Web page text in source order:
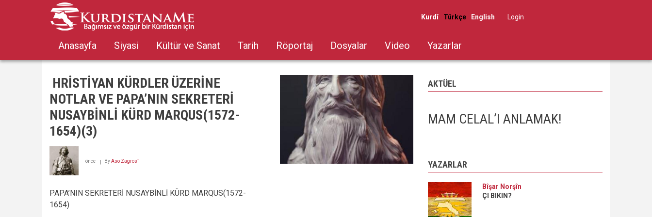
Kurdî Türkçe English
User
menu
Log in
Anasayfa Siyasi Kültür ve Sanat Tarih Röportaj Dosyalar Video Yazarlar
HRİSTİYAN KÜRDLER ÜZERİNE
NOTLAR VE PAPA’NIN SEKRETERİ
NUSAYBİNLİ KÜRD MARQUS(1572-
1654)(3)
önce ByAso Zagrosî
PAPA’NIN SEKRETERİ NUSAYBİNLİ KÜRD MARQUS(1572-
1654)
AKTÜEL
MAM CELAL’I ANLAMAK!
YAZARLAR
Bîşar Norşîn
ÇI BIKIN?